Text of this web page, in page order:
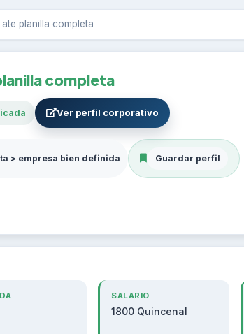
planilla completa
completa
Ver perfil corporativo
> empresa bien definida Guardar perfil
SALARIO
1800 Quincenal